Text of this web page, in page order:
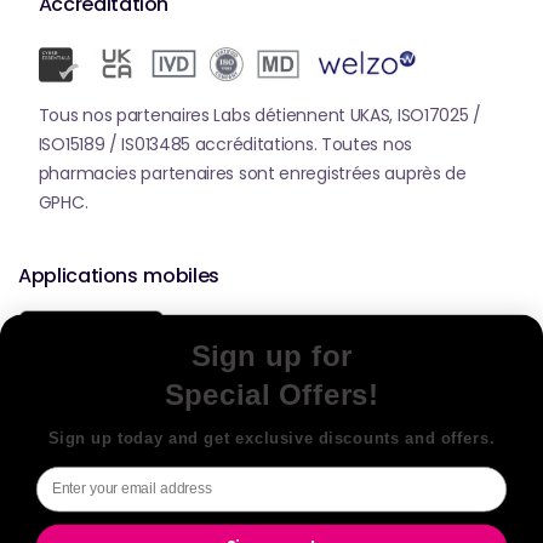
Tous nos partenaires Labs détiennent UKAS, ISO17025 /
ISO15189 / IS013485 accréditations. Toutes nos
pharmacies partenaires sont enregistrées auprès de
GPHC.
Applications mobiles
© 2026,Welzo. Tous droits réservés.
Sign up for
Special Offers!
Sign up today and get exclusive discounts and offers.